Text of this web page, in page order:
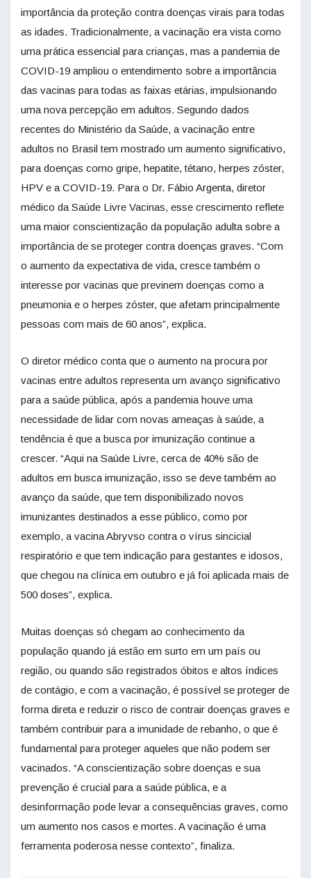
importância da proteção contra doenças virais para todas
as idades. Tradicionalmente, a vacinação era vista como
uma prática essencial para crianças, mas a pandemia de
COVID-19 ampliou o entendimento sobre a importância
das vacinas para todas as faixas etárias, impulsionando
uma nova percepção em adultos. Segundo dados
recentes do Ministério da Saúde, a vacinação entre
adultos no Brasil tem mostrado um aumento significativo,
para doenças como gripe, hepatite, tétano, herpes zóster,
HPV e a COVID-19. Para o Dr. Fábio Argenta, diretor
médico da Saúde Livre Vacinas, esse crescimento reflete
uma maior conscientização da população adulta sobre a
importância de se proteger contra doenças graves. “Com
o aumento da expectativa de vida, cresce também o
interesse por vacinas que previnem doenças como a
pneumonia e o herpes zóster, que afetam principalmente
pessoas com mais de 60 anos”, explica.
O diretor médico conta que o aumento na procura por
vacinas entre adultos representa um avanço significativo
para a saúde pública, após a pandemia houve uma
necessidade de lidar com novas ameaças à saúde, a
tendência é que a busca por imunização continue a
crescer. “Aqui na Saúde Livre, cerca de 40% são de
adultos em busca imunização, isso se deve também ao
avanço da saúde, que tem disponibilizado novos
imunizantes destinados a esse público, como por
exemplo, a vacina Abryvso contra o vírus sincicial
respiratório e que tem indicação para gestantes e idosos,
que chegou na clínica em outubro e já foi aplicada mais de
500 doses”, explica.
Muitas doenças só chegam ao conhecimento da
população quando já estão em surto em um país ou
região, ou quando são registrados óbitos e altos índices
de contágio, e com a vacinação, é possível se proteger de
forma direta e reduzir o risco de contrair doenças graves e
também contribuir para a imunidade de rebanho, o que é
fundamental para proteger aqueles que não podem ser
vacinados. “A conscientização sobre doenças e sua
prevenção é crucial para a saúde pública, e a
desinformação pode levar a consequências graves, como
um aumento nos casos e mortes. A vacinação é uma
ferramenta poderosa nesse contexto”, finaliza.